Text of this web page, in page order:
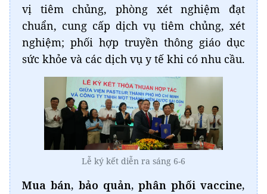
vị tiêm chủng, phòng xét nghiệm đạt
chuẩn, cung cấp dịch vụ tiêm chủng, xét
nghiệm; phối hợp truyền thông giáo dục
sức khỏe và các dịch vụ y tế khi có nhu cầu.
Lễ ký kết diễn ra sáng 6-6
Mua bán, bảo quản, phân phối vaccine,